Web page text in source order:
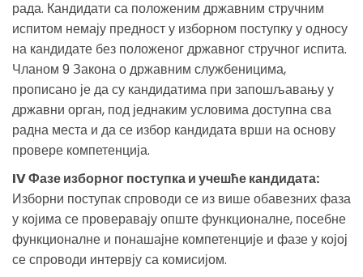
рада. Кандидати са положеним државним стручним
испитом немају предност у изборном поступку у односу
на кандидате без положеног државног стручног испита.
Чланом 9 Закона о државним службеницима,
прописано је да су кандидатима при запошљавању у
државни орган, под једнаким условима доступна сва
радна места и да се избор кандидата врши на основу
провере компетенција.
IV Фазе изборног поступка и учешће кандидата:
Изборни поступак спроводи се из више обавезних фаза
у којима се проверавају опште функционалне, посебне
функционалне и понашајне компетенције и фазе у којој
се спроводи интервју са комисијом.